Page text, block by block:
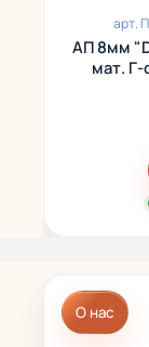
арт.
АП 8мм "DO-1" 2,7м Золото
мат.
О нас